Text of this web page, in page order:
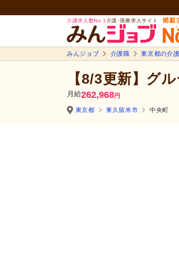
介護求人数No.1 介護･医療求人サイト
みんジョブ 介護職 東京都の介
【8/3更新】グ
月給262,968円
東京都 東久留米市 中央町